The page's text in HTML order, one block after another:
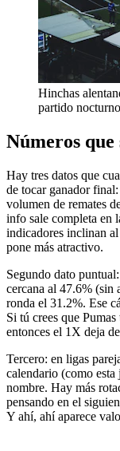
Hinchas
partido nocturno
Números
Hay tres datos que
de tocar ganador
volumen de remates
info sale completa en
indicadores inclinan
pone más atractivo.
Segundo dato
cercana al 47.6% (sin
ronda el 31.2%. Ese
Si tú crees que
entonces el 1X deja
Tercero: en ligas
calendario (como esta
nombre. Hay más
pensando en el
Y ahí, ahí aparece